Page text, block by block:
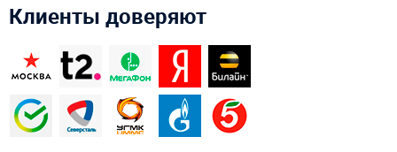
Клиенты доверяют